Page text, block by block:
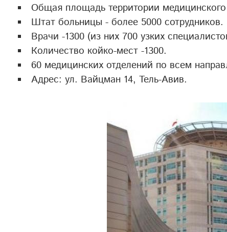
Общая площадь территории медицинского
Штат больницы - более 5000 сотрудников.
Врачи -1300 (из них 700 узких
Количество койко-мест -1300.
60 медицинских отделений по всем
Адрес: ул. Вайцман 14, Тель-Авив.